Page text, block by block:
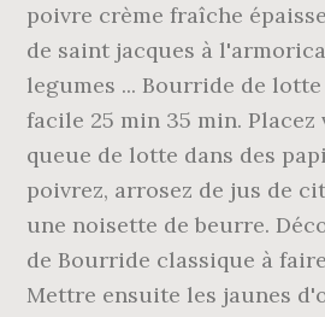
poivre crème fraîche
de saint jacques à
legumes ... Bourride de lotte
facile 25 min 35 min. Placez
queue de lotte dans des
poivrez, arrosez de jus de
une noisette de beurre.
de Bourride classique à
Mettre ensuite les jaunes